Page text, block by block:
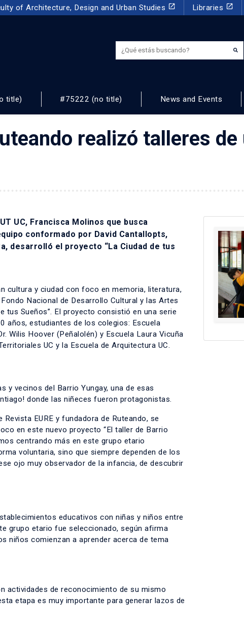
of Architecture, Design and Urban Studies launch Libraries launch
¿Qué estás buscando?
title) #75222 (no title) News and Events
realizó talleres
UC, Francisca Molinos que busca
conformado por David Cantallopts,
desarrolló el proyecto “La Ciudad de tus
cultura y ciudad con foco en memoria, literatura,
Nacional de Desarrollo Cultural y las Artes
tus Sueños”. El proyecto consistió en una serie
años, estudiantes de los colegios: Escuela
Wilis Hoover (Peñalolén) y Escuela Laura Vicuña
UC y la Escuela de Arquitectura UC.
y vecinos del Barrio Yungay, una de esas
donde las niñeces fueron protagonistas.
EURE y fundadora de Ruteando, se
en este nuevo proyecto “El taller de Barrio
centrando más en este grupo etario
voluntaria, sino que siempre dependen de los
ojo muy observador de la infancia, de descubrir
educativos con niñas y niños entre
grupo etario fue seleccionado, según afirma
niños comienzan a aprender acerca de tema
actividades de reconocimiento de su mismo
etapa es muy importante para generar lazos de